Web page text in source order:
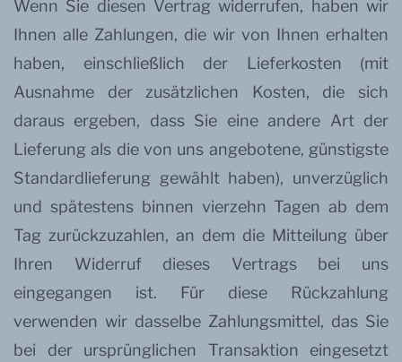
Wenn Sie diesen Vertrag widerrufen, haben wir
Ihnen alle Zahlungen, die wir von Ihnen erhalten
haben, einschließlich der Lieferkosten (mit
Ausnahme der zusätzlichen Kosten, die sich
daraus ergeben, dass Sie eine andere Art der
Lieferung als die von uns angebotene, günstigste
Standardlieferung gewählt haben), unverzüglich
und spätestens binnen vierzehn Tagen ab dem
Tag zurückzuzahlen, an dem die Mitteilung über
Ihren Widerruf dieses Vertrags bei uns
eingegangen ist. Für diese Rückzahlung
verwenden wir dasselbe Zahlungsmittel, das Sie
bei der ursprünglichen Transaktion eingesetzt